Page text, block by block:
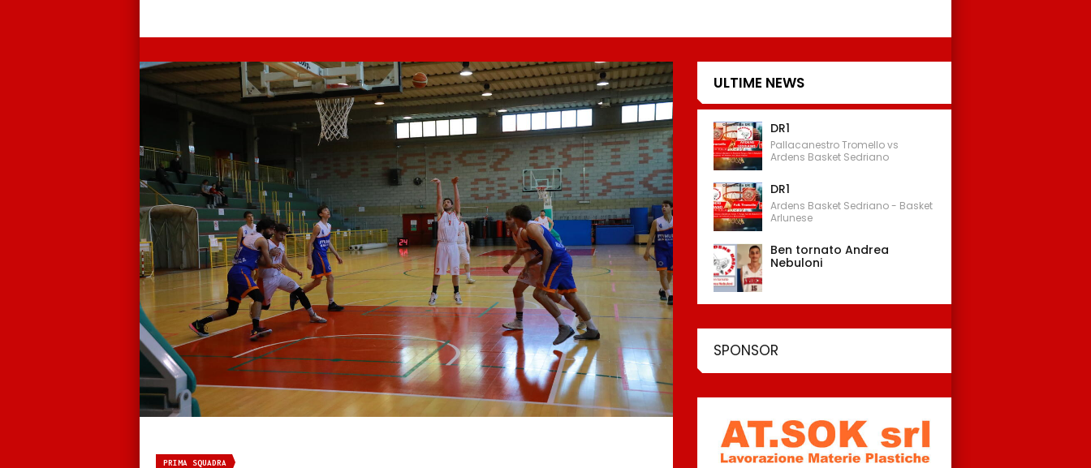
PRIMA SQUADRA
ULTIME NEWS
DR1
Pallacanestro Tromello vs
Ardens Basket Sedriano
DR1
Ardens Basket Sedriano - Basket
Arlunese
Ben tornato Andrea
Nebuloni
SPONSOR